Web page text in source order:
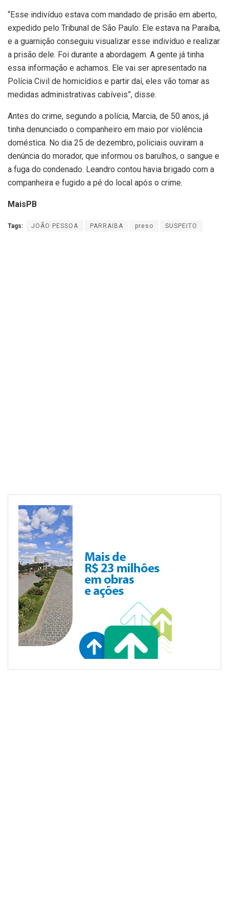
“Esse indivíduo estava com mandado de prisão em aberto,
expedido pelo Tribunal de São Paulo. Ele estava na Paraíba,
e a guarnição conseguiu visualizar esse indivíduo e realizar
a prisão dele. Foi durante a abordagem. A gente já tinha
essa informação e achamos. Ele vai ser apresentado na
Polícia Civil de homicídios e partir daí, eles vão tomar as
medidas administrativas cabíveis”, disse.
Antes do crime, segundo a polícia, Marcia, de 50 anos, já
tinha denunciado o companheiro em maio por violência
doméstica. No dia 25 de dezembro, policiais ouviram a
denúncia do morador, que informou os barulhos, o sangue e
a fuga do condenado. Leandro contou havia brigado com a
companheira e fugido a pé do local após o crime.
MaisPB
Tags: JOÃO PESSOA PARRAIBA preso SUSPEITO